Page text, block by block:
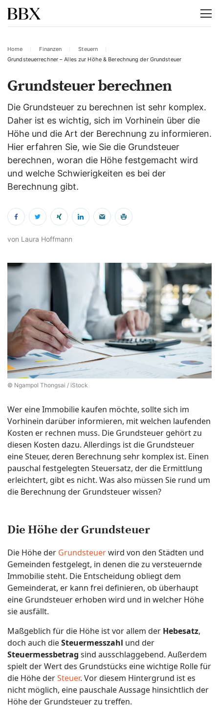
Home Finanzen
Steuern
Grundsteuerrechner – Alles zur Höhe & Berechnung der Grundsteuer
Grundsteuer berechnen
Die Grundsteuer zu berechnen ist sehr komplex.
Daher ist es wichtig, sich im Vorhinein über die
Höhe und die Art der Berechnung zu informieren.
Hier erfahren Sie, wie Sie die Grundsteuer
berechnen, woran die Höhe festgemacht wird
und welche Schwierigkeiten es bei der
Berechnung gibt.
von Laura Hoffmann
© Ngampol Thongsai / iStock
Wer eine Immobilie kaufen möchte, sollte sich im
Vorhinein darüber informieren, mit welchen laufenden
Kosten er rechnen muss. Die Grundsteuer gehört zu
diesen Kosten dazu. Allerdings ist die Grundsteuer
eine Steuer, deren Berechnung sehr komplex ist. Einen
pauschal festgelegten Steuersatz, der die Ermittlung
erleichtert, gibt es nicht. Was also müssen Sie rund um
die Berechnung der Grundsteuer wissen?
Die Höhe der Grundsteuer
Die Höhe der Grundsteuerwird von den Städten und
Gemeinden festgelegt, in denen die zu versteuernde
Immobilie steht. Die Entscheidung obliegt dem
Gemeinderat, er kann frei definieren, ob überhaupt
eine Grundsteuer erhoben wird und in welcher Höhe
sie ausfällt.
Maßgeblich für die Höhe ist vor allem der Hebesatz,
doch auch dieSteuermesszahl und der
Steuermessbetrag sind ausschlaggebend. Außerdem
spielt der Wert des Grundstücks eine wichtige Rolle für
die Höhe derSteuer. Vor diesem Hintergrund ist es
nicht möglich, eine pauschale Aussage hinsichtlich der
Höhe der Grundsteuer zu treffen.